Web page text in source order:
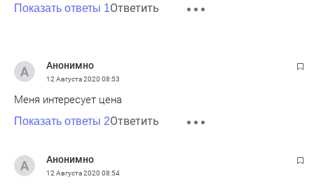
Показать ответы 1Ответить
Анонимно
12 Августа 2020 08:53
Меня интересует цена
Показать ответы 2Ответить
Анонимно
12 Августа 2020 08:54